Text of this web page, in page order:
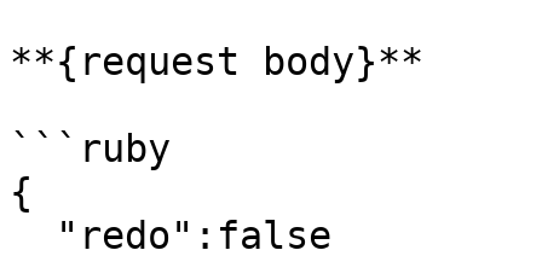
**{request body}**
```ruby
{